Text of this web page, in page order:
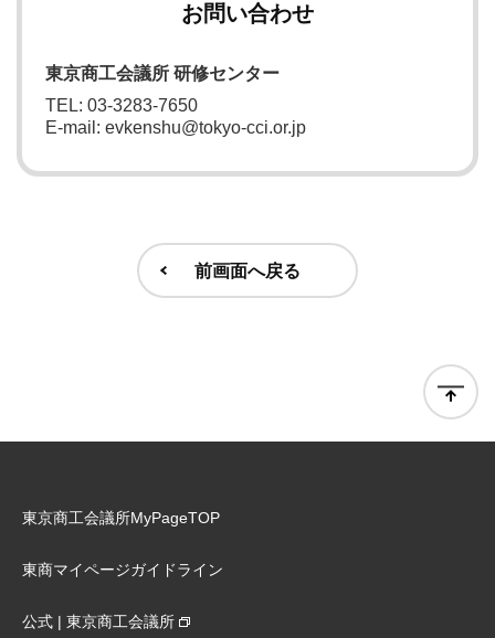
お問い合わせ
東京商工会議所 研修センター
TEL: 03-3283-7650
E-mail: evkenshu@tokyo-cci.or.jp
前画面へ戻る
東京商工会議所MyPageTOP
東商マイページガイドライン
公式 | 東京商工会議所